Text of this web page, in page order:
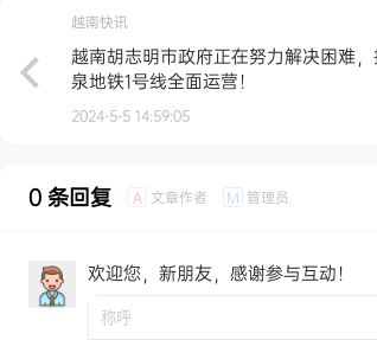
越南快讯
越南胡志明市政府正在努力解决困难
泉地铁1号线全面运营！
2024-5-5 14:59:05
0 条回复 A 文章作者 M 管理员
欢迎您，新朋友，感谢参与互动！